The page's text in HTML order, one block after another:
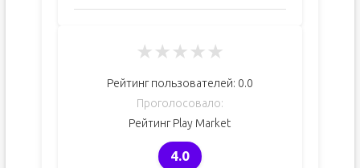
★★★★★
Рейтинг пользователей: 0.0
Проголосовало:
Рейтинг Play Market
4.0